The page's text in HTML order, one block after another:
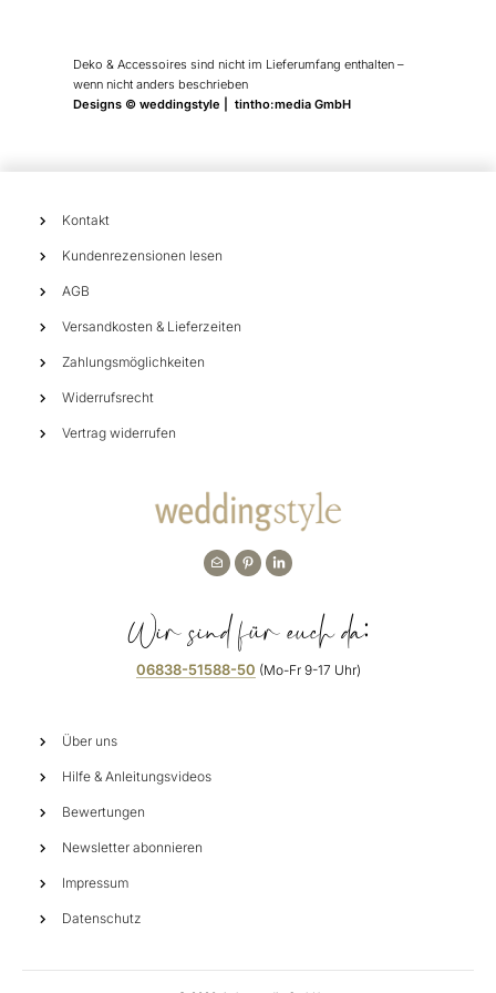
Deko & Accessoires sind nicht im Lieferumfang enthalten –
wenn nicht anders beschrieben
Designs © weddingstyle | tintho:media GmbH
Kontakt
Kundenrezensionen lesen
AGB
Versandkosten & Lieferzeiten
Zahlungsmöglichkeiten
Widerrufsrecht
Vertrag widerrufen
Wir sind für euch da:
06838-51588-50 (Mo-Fr 9-17 Uhr)
Über uns
Hilfe & Anleitungsvideos
Bewertungen
Newsletter abonnieren
Impressum
Datenschutz